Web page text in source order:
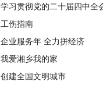
学习贯彻党的二十届四中全
工伤指南
企业服务年 全力拼经济
我爱湘乡我的家
创建全国文明城市